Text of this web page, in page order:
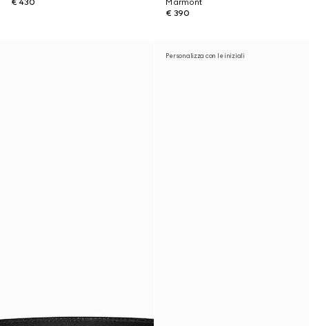
€ 430
Marmont
€ 390
Personalizza con le iniziali